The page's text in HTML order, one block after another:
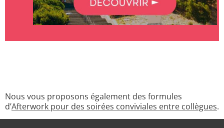
Nous vous proposons également des formules
d’Afterwork pour des soirées conviviales entre collègues.